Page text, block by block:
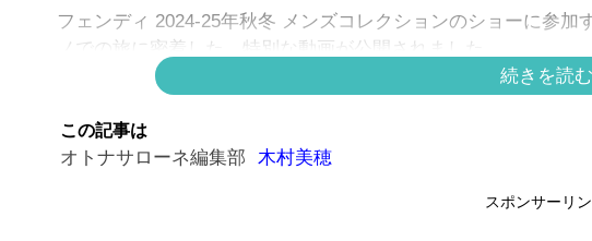
フェンディ 2024-25年秋冬 メンズコレクションのショーに参
ノでの旅に密着した、特別な動画が公開されました。
目黒 蓮、フェンディをまとい、ミラノを堪能
続きを読む
この記事は
オトナサローネ編集部 木村美穂
スポンサーリ